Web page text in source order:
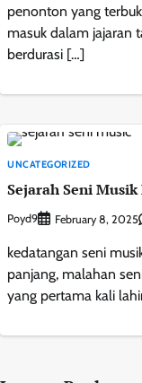
penonton yang
masuk dalam jajaran
berdurasi […]
UNCATEGORIZED
Sejarah Seni
Poyd9 February 8, 2025
kedatangan seni
panjang, malahan
yang pertama kali